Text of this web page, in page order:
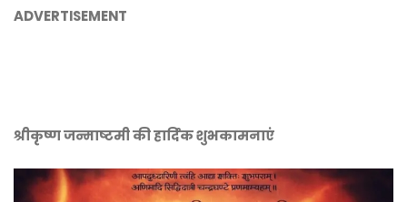
ADVERTISEMENT
श्रीकृष्ण जन्माष्टमी की हार्दिक शुभकामनाएं